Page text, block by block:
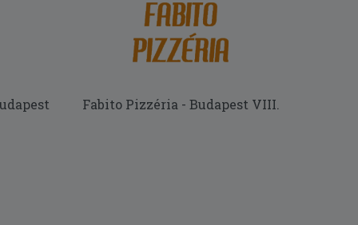
Fabito Pizzéria - Budapest VIII.